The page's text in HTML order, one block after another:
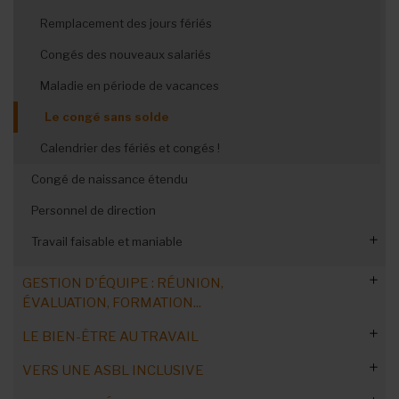
Remplacement des jours fériés
Congés des nouveaux salariés
Maladie en période de vacances
Le congé sans solde
Calendrier des fériés et congés !
Congé de naissance étendu
Personnel de direction
Travail faisable et maniable
L’épargne-carrière
Le don de jours de congé
Les horaires flottants
Le travail à temps partiel
GESTION D'ÉQUIPE : RÉUNION,
ÉVALUATION, FORMATION...
Cadre légal et administratif
Législation du travail : les obligations
Organisation de réunions efficaces
LE BIEN-ÊTRE AU TRAVAIL
Contextes de crise et traumatismes
VERS UNE ASBL INCLUSIVE